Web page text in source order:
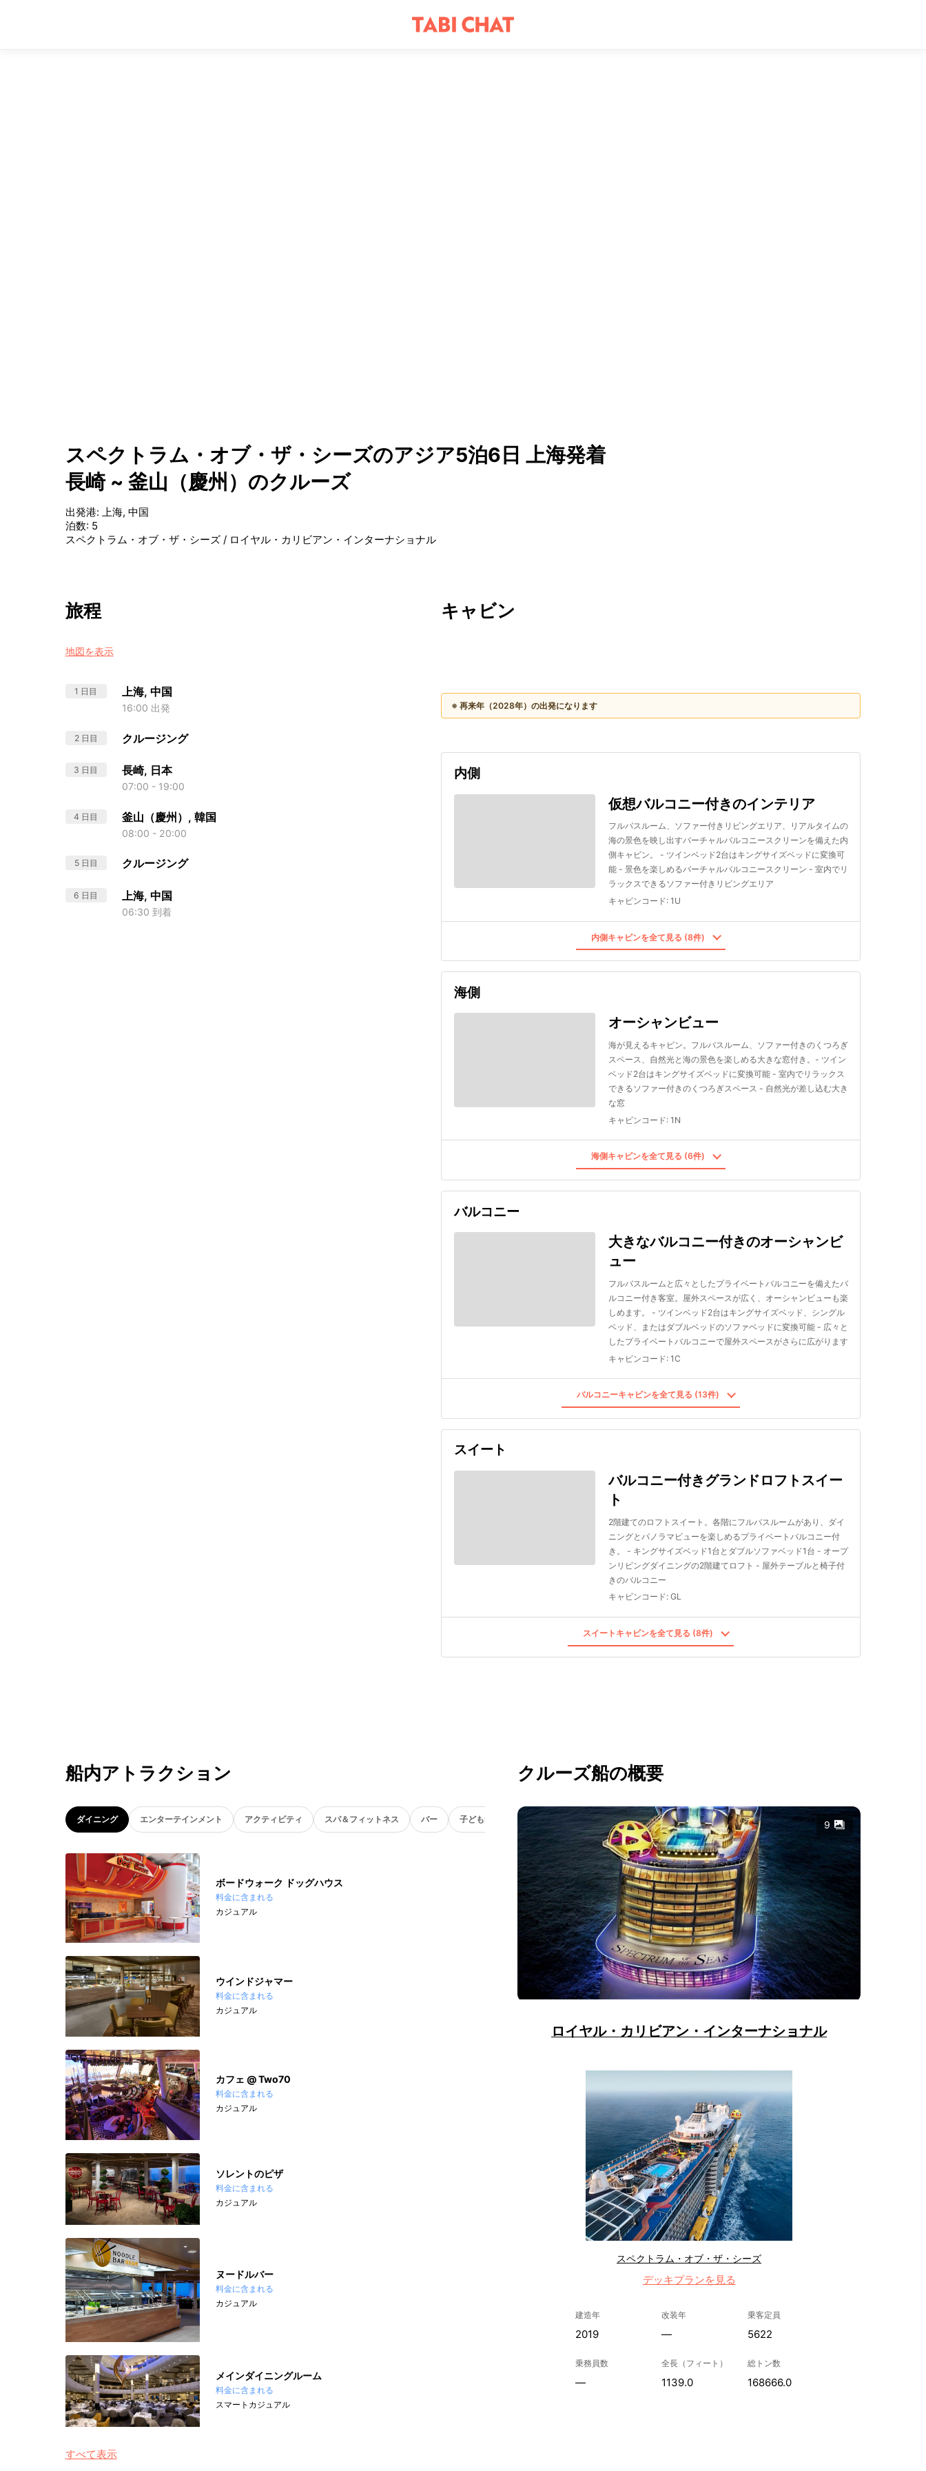
スペクトラム・オブ・ザ・シーズのアジア5泊6日 上海発着
長崎 ~ 釜山（慶州）のクルーズ
出発港: 上海, 中国
泊数: 5
スペクトラム・オブ・ザ・シーズ/ ロイヤル・カリビアン・インターナショナル
旅程
地図を表示
1 日目 上海, 中国
16:00 出発
2 日目 クルージング
3 日目 長崎, 日本
07:00 - 19:00
4 日目 釜山（慶州）, 韓国
08:00 - 20:00
5 日目 クルージング
6 日目 上海, 中国
06:30 到着
キャビン
※ 再来年（2028年）の出発になります
内側
仮想バルコニー付きのインテリア
フルバスルーム、ソファー付きリビングエリア、リアルタイムの
海の景色を映し出すバーチャルバルコニースクリーンを備えた内
側キャビン。 - ツインベッド2台はキングサイズベッドに変換可
能 - 景色を楽しめるバーチャルバルコニースクリーン - 室内でリ
ラックスできるソファー付きリビングエリア
キャビンコード: 1U
内側キャビンを全て見る (8件)
海側
オーシャンビュー
海が見えるキャビン。フルバスルーム、ソファー付きのくつろぎ
スペース、自然光と海の景色を楽しめる大きな窓付き。- ツイン
ベッド2台はキングサイズベッドに変換可能 - 室内でリラックス
できるソファー付きのくつろぎスペース - 自然光が差し込む大き
な窓
キャビンコード: 1N
海側キャビンを全て見る (6件)
バルコニー
大きなバルコニー付きのオーシャンビ
ュー
フルバスルームと広々としたプライベートバルコニーを備えたバ
ルコニー付き客室。屋外スペースが広く、オーシャンビューも楽
しめます。 - ツインベッド2台はキングサイズベッド、シングル
ベッド、またはダブルベッドのソファベッドに変換可能 - 広々と
したプライベートバルコニーで屋外スペースがさらに広がります
キャビンコード: 1C
バルコニーキャビンを全て見る (13件)
スイート
バルコニー付きグランドロフトスイー
ト
2階建てのロフトスイート。各階にフルバスルームがあり、ダイ
ニングとパノラマビューを楽しめるプライベートバルコニー付
き。 - キングサイズベッド1台とダブルソファベッド1台 - オープ
ンリビングダイニングの2階建てロフト - 屋外テーブルと椅子付
きのバルコニー
キャビンコード: GL
スイートキャビンを全て見る (8件)
船内アトラクション
ダイニング エンターテインメント アクティビティ スパ＆フィットネス バー 子ども向け
ボードウォーク ドッグハウス
料金に含まれる
カジュアル
ウインドジャマー
料金に含まれる
カジュアル
カフェ @ Two70
料金に含まれる
カジュアル
ソレントのピザ
料金に含まれる
カジュアル
ヌードルバー
料金に含まれる
カジュアル
メインダイニングルーム
料金に含まれる
スマートカジュアル
すべて表示
クルーズ船の概要
9
ロイヤル・カリビアン・インターナショナル
スペクトラム・オブ・ザ・シーズ
デッキプランを見る
建造年
2019
改装年
—
乗客定員
5622
乗務員数
—
全長（フィート）
1139.0
総トン数
168666.0